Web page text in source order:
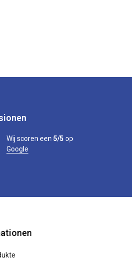
Wij scoren een 5/5 op
Google